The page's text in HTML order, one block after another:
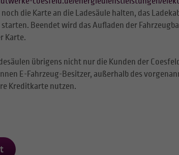
die Karte an die Ladesäule halten, das
Beendet wird das Aufladen der
Karte.
übrigens nicht nur die Kunden der
E-Fahrzeug-Besitzer, außerhalb des
Kreditkarte nutzen.